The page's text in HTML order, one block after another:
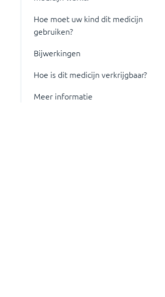
Hoe moet uw kind dit medicijn
gebruiken?
Bijwerkingen
Hoe is dit medicijn verkrijgbaar?
Meer informatie